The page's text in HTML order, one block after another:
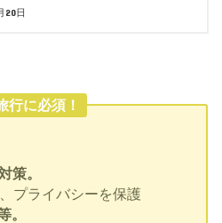
20日
行に必須！
策。
プライバシーを保護
。